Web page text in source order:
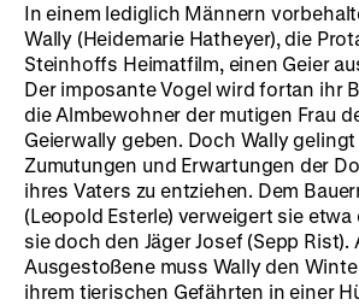
In einem lediglich Männern
Wally (Heidemarie Hatheyer), die
Steinhoffs Heimatfilm, einen Geier
Der imposante Vogel wird fortan ihr
die Almbewohner der mutigen Frau
Geierwally geben. Doch Wally
Zumutungen und Erwartungen der
ihres Vaters zu entziehen. Dem
(Leopold Esterle) verweigert sie etwa
sie doch den Jäger Josef (Sepp Rist).
Ausgestoßene muss Wally den
ihrem tierischen Gefährten in einer